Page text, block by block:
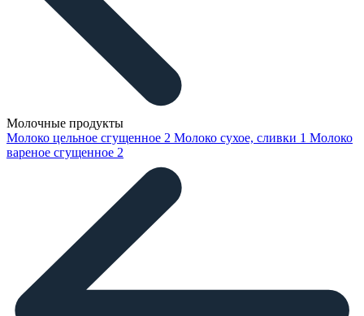
Молочные продукты
Молоко цельное сгущенное 2 Молоко сухое, сливки 1 Молоко
вареное сгущенное 2